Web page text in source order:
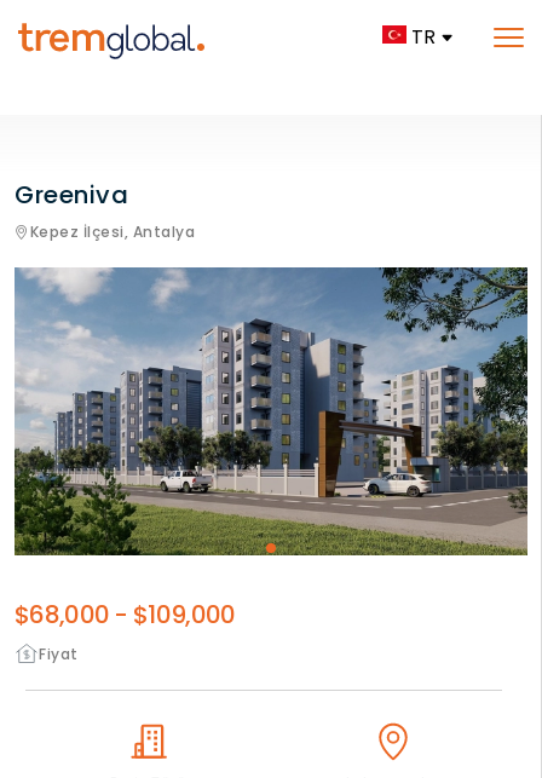
TR
Greeniva
Kepez İlçesi, Antalya
Fiyat
$68,000 - $109,000